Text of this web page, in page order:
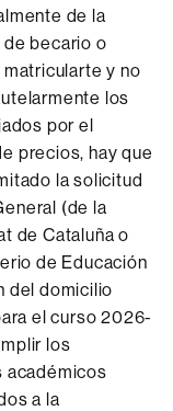
de la
becario o
matricularte y no
los
por el
precios, hay que
la solicitud
(de la
de Cataluña o
de Educación
del domicilio
el curso 2026-
los
académicos
a la